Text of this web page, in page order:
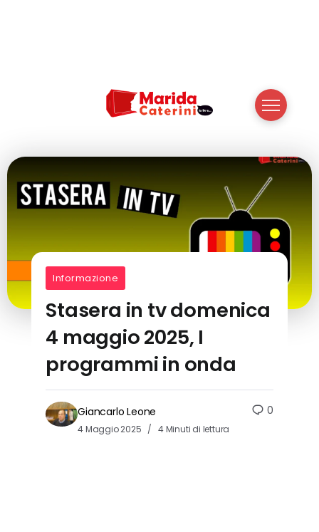
Informazione
Stasera in tv domenica
4 maggio 2025, I
programmi in onda
Giancarlo Leone
4 Maggio 2025 4 Minuti di lettura
0